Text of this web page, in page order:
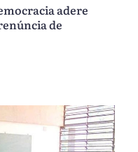
adere
de